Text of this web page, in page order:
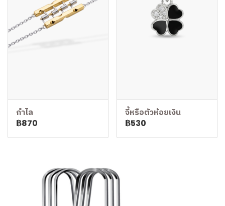
กำไล
฿870
จี้หรือตัวห้อยเงิน
฿530